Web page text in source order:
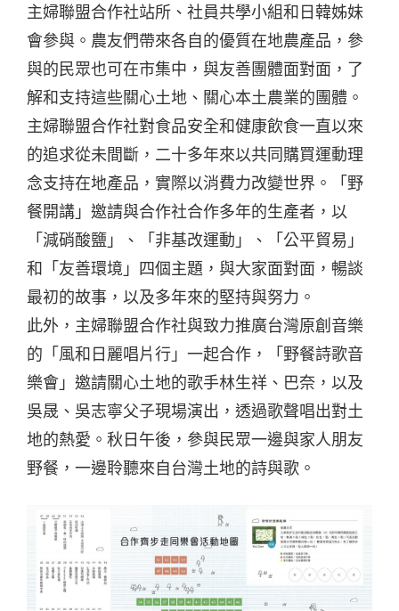
主婦聯盟合作社站所、社員共學小組和日韓姊妹
會參與。農友們帶來各自的優質在地農產品，參
與的民眾也可在市集中，與友善團體面對面，了
解和支持這些關心土地、關心本土農業的團體。
主婦聯盟合作社對食品安全和健康飲食一直以來
的追求從未間斷，二十多年來以共同購買運動理
念支持在地產品，實際以消費力改變世界。「野
餐開講」邀請與合作社合作多年的生產者，以
「減硝酸鹽」、「非基改運動」、「公平貿易」
和「友善環境」四個主題，與大家面對面，暢談
最初的故事，以及多年來的堅持與努力。
此外，主婦聯盟合作社與致力推廣台灣原創音樂
的「風和日麗唱片行」一起合作，「野餐詩歌音
樂會」邀請關心土地的歌手林生祥、巴奈，以及
吳晟、吳志寧父子現場演出，透過歌聲唱出對土
地的熱愛。秋日午後，參與民眾一邊與家人朋友
野餐，一邊聆聽來自台灣土地的詩與歌。